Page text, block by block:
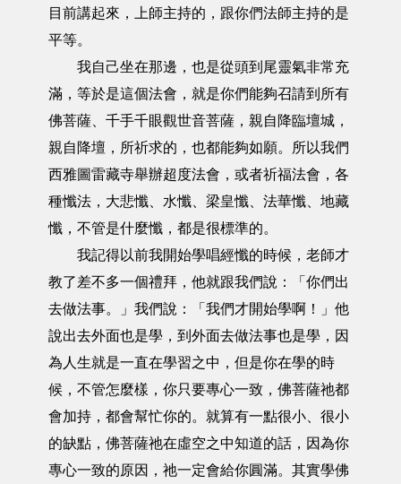
目前講起來，上師主持的，跟你們法師主持的是
平等。
我自己坐在那邊，也是從頭到尾靈氣非常充
滿，等於是這個法會，就是你們能夠召請到所有
佛菩薩、千手千眼觀世音菩薩，親自降臨壇城，
親自降壇，所祈求的，也都能夠如願。所以我們
西雅圖雷藏寺舉辦超度法會，或者祈福法會，各
種懺法，大悲懺、水懺、梁皇懺、法華懺、地藏
懺，不管是什麼懺，都是很標準的。
我記得以前我開始學唱經懺的時候，老師才
教了差不多一個禮拜，他就跟我們說：「你們出
去做法事。」我們說：「我們才開始學啊！」他
說出去外面也是學，到外面去做法事也是學，因
為人生就是一直在學習之中，但是你在學的時
候，不管怎麼樣，你只要專心一致，佛菩薩祂都
會加持，都會幫忙你的。就算有一點很小、很小
的缺點，佛菩薩祂在虛空之中知道的話，因為你
專心一致的原因，祂一定會給你圓滿。其實學佛